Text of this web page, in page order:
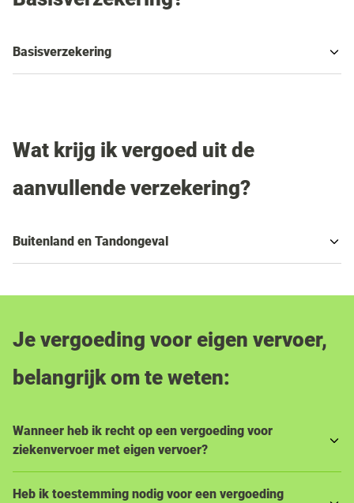
Basisverzekering
Wat krijg ik vergoed uit de
aanvullende verzekering?
Buitenland en Tandongeval
Je vergoeding voor eigen vervoer,
belangrijk om te weten:
Wanneer heb ik recht op een vergoeding voor
ziekenvervoer met eigen vervoer?
Heb ik toestemming nodig voor een vergoeding